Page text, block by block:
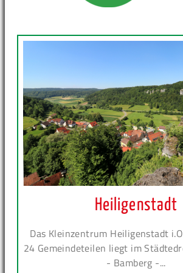
Heiligenstadt
Das Kleinzentrum Heiligenstadt
24 Gemeindeteilen liegt im
- Bamberg -...